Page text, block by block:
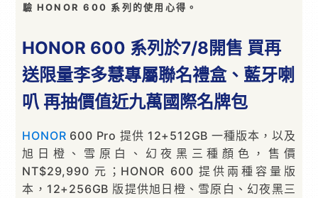
驗 HONOR 600 系列的使用心得。
HONOR 600 系列於7/8開售 買再
送限量李多慧專屬聯名禮盒、藍牙喇
叭 再抽價值近九萬國際名牌包
HONOR 600 Pro 提供 12+512GB 一種版本，以及
旭日橙、雪原白、幻夜黑三種顏色，售價
NT$29,990 元；HONOR 600 提供兩種容量版
本，12+256GB 版提供旭日橙、雪原白、幻夜黑三